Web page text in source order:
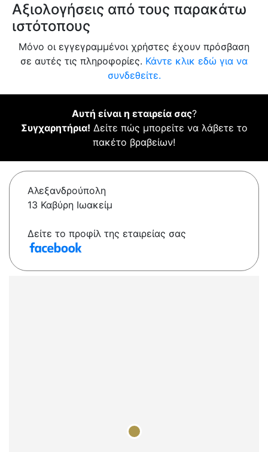
Αξιολογήσεις από τους παρακάτω
ιστότοπους
Μόνο οι εγγεγραμμένοι χρήστες έχουν πρόσβαση
σε αυτές τις πληροφορίες. Κάντε κλικ εδώ για να
συνδεθείτε.
Αυτή είναι η εταιρεία σας?
Συγχαρητήρια! Δείτε πώς μπορείτε να λάβετε το
πακέτο βραβείων!
Αλεξανδρούπολη
13 Καβύρη Ιωακείμ
Δείτε το προφίλ της εταιρείας σας